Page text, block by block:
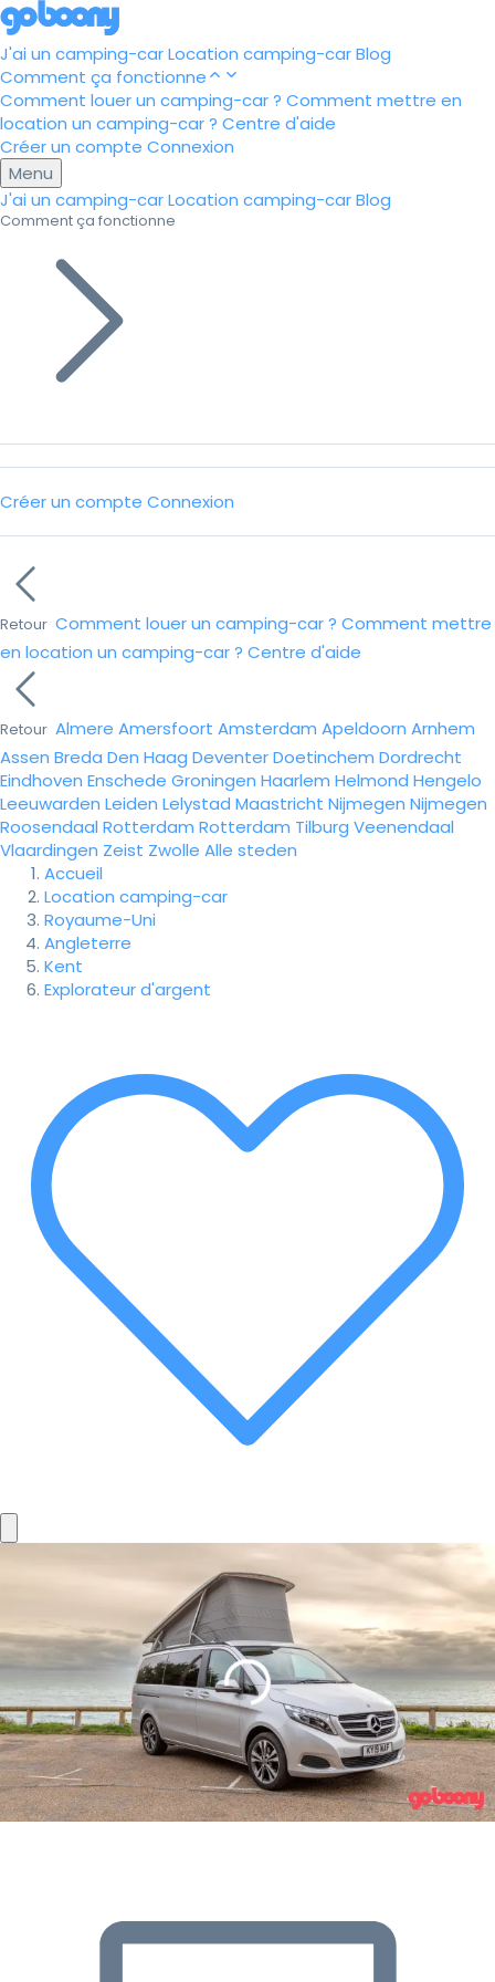
J'ai un camping-carLocation camping-carBlog
Comment ça fonctionne
Comment louer un camping-car ? Comment mettre en
location un camping-car ? Centre d'aide
Créer un compte Connexion
Menu
J'ai un camping-carLocation camping-carBlog
Comment ça fonctionne
Créer un compte Connexion
Retour Comment louer un camping-car ? Comment mettre
en location un camping-car ? Centre d'aide
Retour Almere Amersfoort Amsterdam Apeldoorn Arnhem
Assen Breda Den Haag DeventerDoetinchem Dordrecht
Eindhoven Enschede Groningen Haarlem Helmond Hengelo
Leeuwarden Leiden Lelystad Maastricht Nijmegen Nijmegen
Roosendaal Rotterdam Rotterdam Tilburg Veenendaal
Vlaardingen Zeist Zwolle Alle steden
Accueil
Location camping-car
Royaume-Uni
Angleterre
Kent
Explorateur d'argent